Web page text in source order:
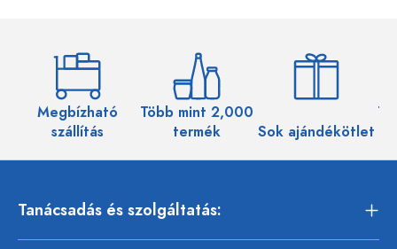
Megbízható
szállítás
Több mint 2,000
termék
Sok ajándékötlet
Tanácsadás és szolgáltatás: